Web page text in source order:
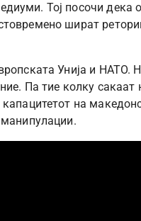
Тој посочи дека
шират
Унија и НАТО.
Па тие колку сакаат
капацитетот на
манипулации.